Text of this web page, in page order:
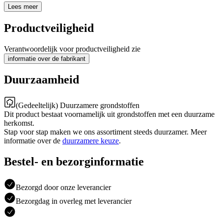
Lees meer
Productveiligheid
Verantwoordelijk voor productveiligheid zie
informatie over de fabrikant
Duurzaamheid
(Gedeeltelijk) Duurzamere grondstoffen
Dit product bestaat voornamelijk uit grondstoffen met een duurzame
herkomst.
Stap voor stap maken we ons assortiment steeds duurzamer. Meer
informatie over de duurzamere keuze.
Bestel- en bezorginformatie
Bezorgd door onze leverancier
Bezorgdag in overleg met leverancier